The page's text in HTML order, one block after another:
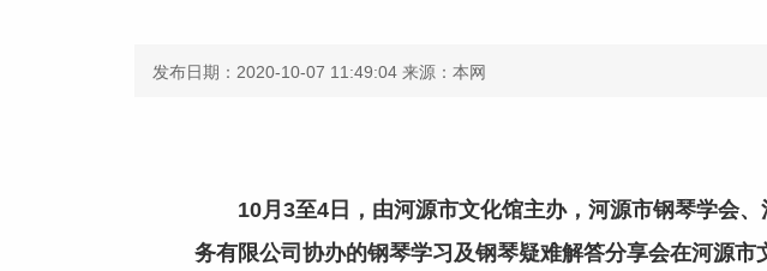
发布日期：2020-10-07 11:49:04 来源：本网
10月3至4日，由河源市文化馆主办，河源市钢琴学会、
务有限公司协办的钢琴学习及钢琴疑难解答分享会在河源